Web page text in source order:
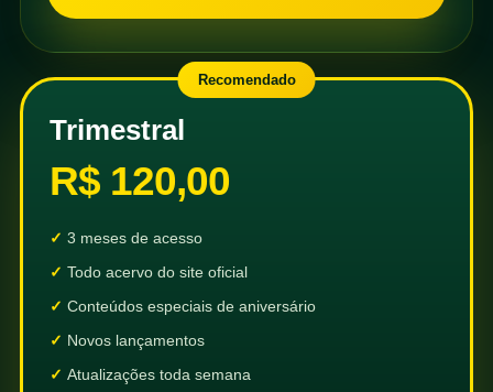
Recomendado
Trimestral
R$ 120,00
3 meses de acesso
Todo acervo do site oficial
Conteúdos especiais de aniversário
Novos lançamentos
Atualizações toda semana